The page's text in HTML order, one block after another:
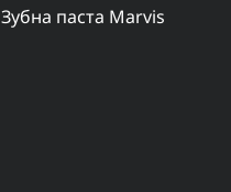
Зубна паста Marvis